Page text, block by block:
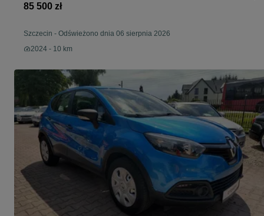
85 500 zł
Szczecin - Odświeżono dnia 06 sierpnia 2026
2024 - 10 km